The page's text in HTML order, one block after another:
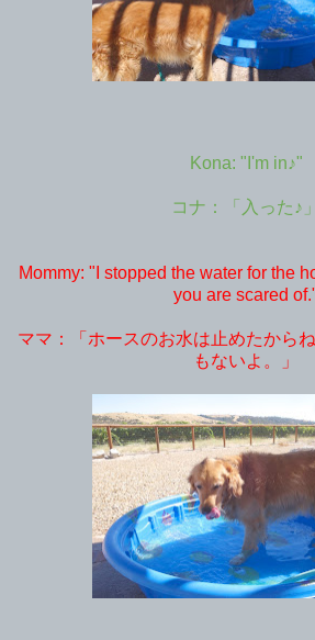
Kona: "I'm in♪"
コナ：「入った♪」
Mommy: "I stopped the water for the
you are scared
ママ：「ホースのお水は止めたから
もないよ。」